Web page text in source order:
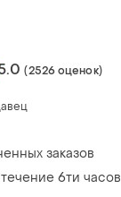
(2526 оценок)
заказов
6ти часов